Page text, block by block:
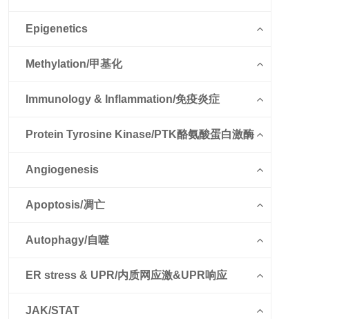
Epigenetics
Methylation/甲基化
Immunology & Inflammation/免疫炎症
Protein Tyrosine Kinase/PTK酪氨酸蛋白激酶
Angiogenesis
Apoptosis/凋亡
Autophagy/自噬
ER stress & UPR/内质网应激&UPR响应
JAK/STAT